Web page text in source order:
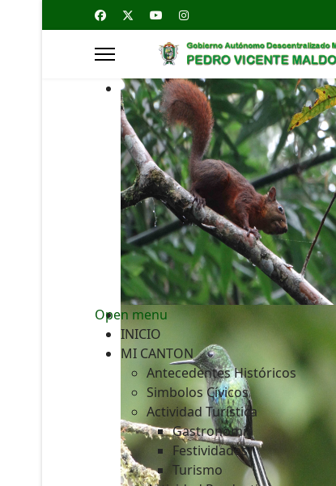
Open menu
INICIO
MI CANTON
Antecedentes Históricos
Simbolos Cívicos
Actividad Turística
Gastronomía
Festividades
Turismo